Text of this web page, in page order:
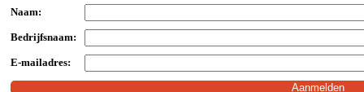
Naam:
Bedrijfsnaam:
E-mailadres: